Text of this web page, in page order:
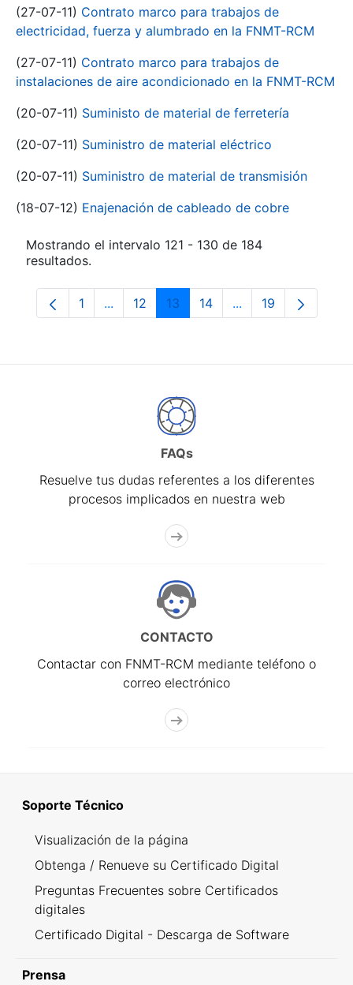
(27-07-11) Contrato marco para trabajos de
electricidad, fuerza y alumbrado en la FNMT-RCM
(27-07-11) Contrato marco para trabajos de
instalaciones de aire acondicionado en la FNMT-RCM
(20-07-11) Suministo de material de ferretería
(20-07-11) Suministro de material eléctrico
(20-07-11) Suministro de material de transmisión
(18-07-12) Enajenación de cableado de cobre
Mostrando el intervalo 121 - 130 de 184
resultados.
Página
1 ...Páginas intermedias Use TAB para
Página
12 Página
13 Página
14 ...PáginasPágina
19
FAQs
Resuelve tus dudas referentes a los diferentes
procesos implicados en nuestra web
CONTACTO
Contactar con FNMT-RCM mediante teléfono o
correo electrónico
Soporte Técnico
Visualización de la página
Obtenga / Renueve su Certificado Digital
Preguntas Frecuentes sobre Certificados
digitales
Certificado Digital - Descarga de Software
Prensa